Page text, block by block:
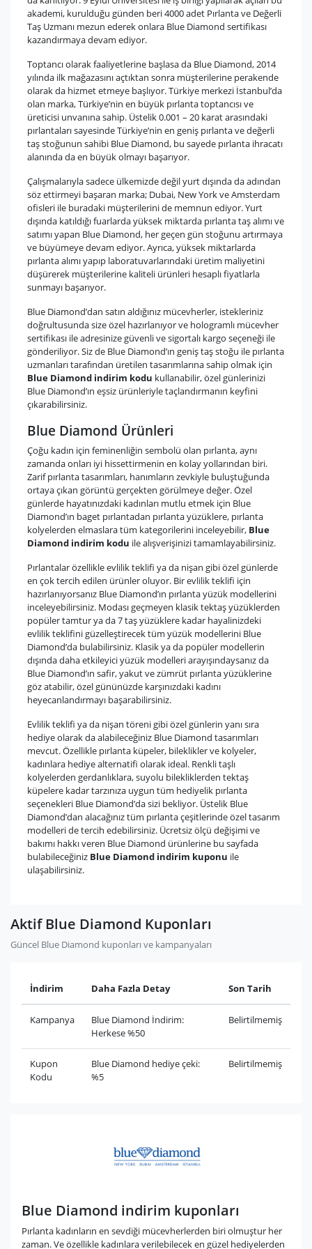
akademi, kurulduğu günden beri 4000 adet Pırlanta ve Değerli
Taş Uzmanı mezun ederek onlara Blue Diamond sertifikası
kazandırmaya devam ediyor.
Toptancı olarak faaliyetlerine başlasa da Blue Diamond, 2014
yılında ilk mağazasını açtıktan sonra müşterilerine perakende
olarak da hizmet etmeye başlıyor. Türkiye merkezi İstanbul’da
olan marka, Türkiye’nin en büyük pırlanta toptancısı ve
üreticisi unvanına sahip. Üstelik 0.001 – 20 karat arasındaki
pırlantaları sayesinde Türkiye’nin en geniş pırlanta ve değerli
taş stoğunun sahibi Blue Diamond, bu sayede pırlanta ihracatı
alanında da en büyük olmayı başarıyor.
Çalışmalarıyla sadece ülkemizde değil yurt dışında da adından
söz ettirmeyi başaran marka; Dubai, New York ve Amsterdam
ofisleri ile buradaki müşterilerini de memnun ediyor. Yurt
dışında katıldığı fuarlarda yüksek miktarda pırlanta taş alımı ve
satımı yapan Blue Diamond, her geçen gün stoğunu artırmaya
ve büyümeye devam ediyor. Ayrıca, yüksek miktarlarda
pırlanta alımı yapıp laboratuvarlarındaki üretim maliyetini
düşürerek müşterilerine kaliteli ürünleri hesaplı fiyatlarla
sunmayı başarıyor.
Blue Diamond’dan satın aldığınız mücevherler, istekleriniz
doğrultusunda size özel hazırlanıyor ve hologramlı mücevher
sertifikası ile adresinize güvenli ve sigortalı kargo seçeneği ile
gönderiliyor. Siz de Blue Diamond’ın geniş taş stoğu ile pırlanta
uzmanları tarafından üretilen tasarımlarına sahip olmak için
Blue Diamond indirim kodu kullanabilir, özel günlerinizi
Blue Diamond’ın eşsiz ürünleriyle taçlandırmanın keyfini
çıkarabilirsiniz.
Blue Diamond Ürünleri
Çoğu kadın için feminenliğin sembolü olan pırlanta, aynı
zamanda onları iyi hissettirmenin en kolay yollarından biri.
Zarif pırlanta tasarımları, hanımların zevkiyle buluştuğunda
ortaya çıkan görüntü gerçekten görülmeye değer. Özel
günlerde hayatınızdaki kadınları mutlu etmek için Blue
Diamond’ın baget pırlantadan pırlanta yüzüklere, pırlanta
kolyelerden elmaslara tüm kategorilerini inceleyebilir, Blue
Diamond indirim kodu ile alışverişinizi tamamlayabilirsiniz.
Pırlantalar özellikle evlilik teklifi ya da nişan gibi özel günlerde
en çok tercih edilen ürünler oluyor. Bir evlilik teklifi için
hazırlanıyorsanız Blue Diamond’ın pırlanta yüzük modellerini
inceleyebilirsiniz. Modası geçmeyen klasik tektaş yüzüklerden
popüler tamtur ya da 7 taş yüzüklere kadar hayalinizdeki
evlilik teklifini güzelleştirecek tüm yüzük modellerini Blue
Diamond’da bulabilirsiniz. Klasik ya da popüler modellerin
dışında daha etkileyici yüzük modelleri arayışındaysanız da
Blue Diamond’ın safir, yakut ve zümrüt pırlanta yüzüklerine
göz atabilir, özel gününüzde karşınızdaki kadını
heyecanlandırmayı başarabilirsiniz.
Evlilik teklifi ya da nişan töreni gibi özel günlerin yanı sıra
hediye olarak da alabileceğiniz Blue Diamond tasarımları
mevcut. Özellikle pırlanta küpeler, bileklikler ve kolyeler,
kadınlara hediye alternatifi olarak ideal. Renkli taşlı
kolyelerden gerdanlıklara, suyolu bilekliklerden tektaş
küpelere kadar tarzınıza uygun tüm hediyelik pırlanta
seçenekleri Blue Diamond’da sizi bekliyor. Üstelik Blue
Diamond’dan alacağınız tüm pırlanta çeşitlerinde özel tasarım
modelleri de tercih edebilirsiniz. Ücretsiz ölçü değişimi ve
bakımı hakkı veren Blue Diamond ürünlerine bu sayfada
bulabileceğiniz Blue Diamond indirim kuponu ile
ulaşabilirsiniz.
Aktif Blue Diamond Kuponları
Güncel Blue Diamond kuponları ve kampanyaları
İndirim Daha Fazla Detay Son Tarih
Kampanya
Blue Diamond İndirim:
Herkese %50
Belirtilmemiş
Kupon
Kodu
Blue Diamond hediye çeki:
%5
Belirtilmemiş
Blue Diamond indirim kuponları
Pırlanta kadınların en sevdiği mücevherlerden biri olmuştur her
zaman. Ve özellikle kadınlara verilebilecek en güzel hediyelerden